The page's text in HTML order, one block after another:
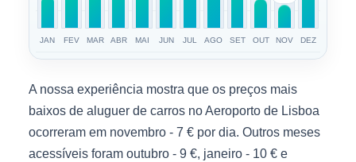
JAN FEV MAR ABR MAI JUN JUL AGO SET OUT NOV DEZ
A nossa experiência mostra que os preços mais
baixos de aluguer de carros no Aeroporto de Lisboa
ocorreram em novembro - 7 € por dia. Outros meses
acessíveis foram outubro - 9 €, janeiro - 10 € e